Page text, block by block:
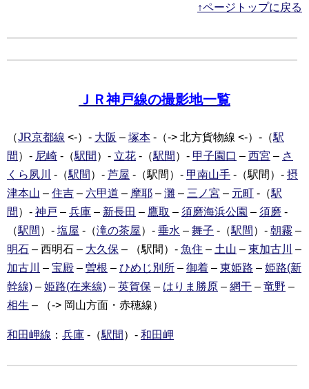
↑ページトップに戻る
ＪＲ神戸線の撮影地一覧
（JR京都線 <-）- 大阪 – 塚本 -（-> 北方貨物線 <-）-（駅
間 ）- 尼崎 -（駅間 ）- 立花 -（駅間 ）- 甲子園口 – 西宮 – さ
くら夙川
-（駅間 ）- 芦屋 -（駅間）- 甲南山手 -（駅間）- 摂
津本山 – 住吉 – 六甲道 – 摩耶 – 灘 – 三ノ宮 – 元町 -（駅
間 ）- 神戸 – 兵庫 – 新長田 – 鷹取 – 須磨海浜公園 – 須磨 -
（駅間 ）- 塩屋 -（滝の茶屋）- 垂水 – 舞子 -（駅間 ）- 朝霧 –
明石 – 西明石 – 大久保 – （駅間）- 魚住 – 土山 – 東加古川
–
加古川
– 宝殿 – 曽根 – ひめじ別所 – 御着 – 東姫路 – 姫路(新
幹線) – 姫路(在来線) – 英賀保 – はりま勝原 – 網干 – 竜野 –
相生 – （-> 岡山方面・赤穂線）
和田岬線 ： 兵庫 -（駅間 ）- 和田岬